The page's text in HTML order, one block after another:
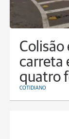
carreta
quatro
COTIDIANO